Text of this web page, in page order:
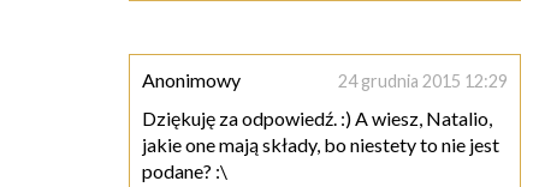
Anonimowy 24 grudnia 2015 12:29
Dziękuję za odpowiedź. :) A wiesz, Natalio,
jakie one mają składy, bo niestety to nie jest
podane? :\